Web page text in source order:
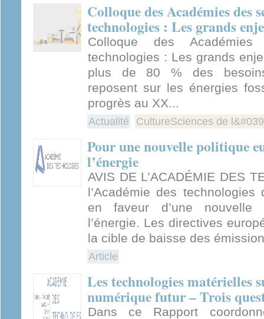
Colloque des Académies des
technologies : Les grands
Colloque des
technologies : Les grands
plus de 80 % des
reposent sur les énergies
progrès au XX...
Actualité CultureSciences de
Pour une nouvelle politique
l’énergie
AVIS DE L’ACADÉMIE DES
l’Académie des
en faveur d’une nouvelle
l’énergie. Les directives
la cible de baisse des
Article
Les technologies matérielles
numérique futur – Trois
Dans ce Rapport